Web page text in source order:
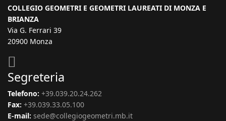
COLLEGIO GEOMETRI E GEOMETRI LAUREATI DI MONZA E
BRIANZA
Via G. Ferrari 39
20900 Monza
Segreteria
Telefono: +39.039.20.24.262
Fax: +39.039.33.05.100
E-mail: sede@collegiogeometri.mb.it